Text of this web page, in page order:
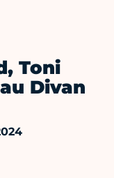
Toni
Divan